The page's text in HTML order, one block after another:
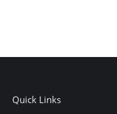
Quick Links